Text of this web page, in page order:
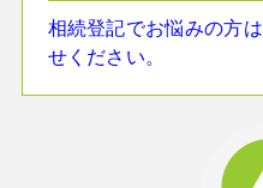
相続登記でお悩みの方
せください。